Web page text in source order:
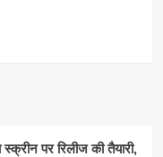
पर रिलीज की तैयारी,